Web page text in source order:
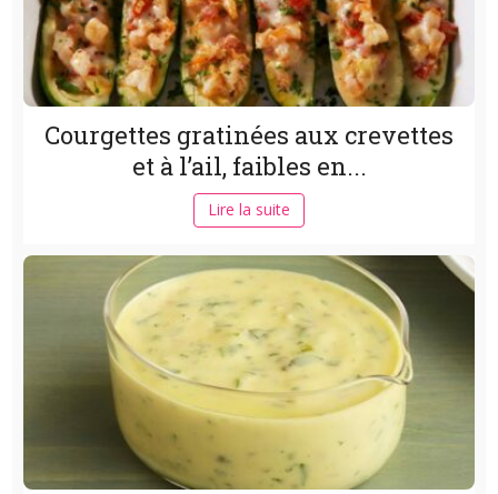
Courgettes gratinées aux crevettes
et à l’ail, faibles en...
Lire la suite